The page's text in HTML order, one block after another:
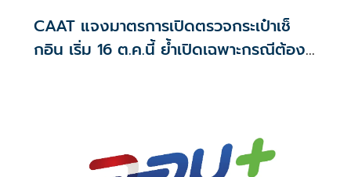
CAAT แจงมาตรการเปิดตรวจกระเป๋าเช็
กอิน เริ่ม 16 ต.ค.นี้ ย้ำเปิดเฉพาะกรณีต้อง